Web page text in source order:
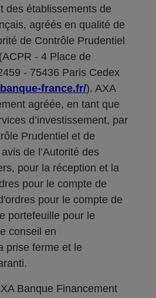
des établissements de
agréés en qualité de
de Contrôle Prudentiel
- 4 Place de
- 75436 Paris Cedex
france.fr/). AXA
agréée, en tant que
d’investissement, par
Prudentiel et de
de l’Autorité des
pour la réception et la
pour le compte de
pour le compte de
portefeuille pour le
conseil en
prise ferme et le
Banque Financement